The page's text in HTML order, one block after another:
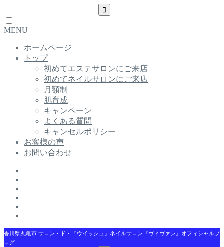
MENU
ホームページ
トップ
初めてエステサロンにご来店
初めてネイルサロンにご来店
月額制
肌育成
キャンペーン
よくある質問
キャンセルポリシー
お客様の声
お問い合わせ
香川県丸亀市 サロン・ド・『ウイッシュ』ネイルサロン『ヴィヴァン』オフィシャルブ
ログ